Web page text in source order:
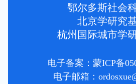
鄂尔多斯社会
北京学研究
杭州国际城市学
电子备案：蒙ICP备
电子邮箱：